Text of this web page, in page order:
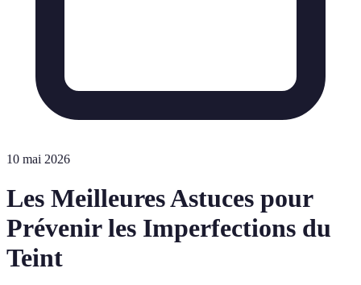
10 mai 2026
Les Meilleures Astuces pour
Prévenir les Imperfections du
Teint